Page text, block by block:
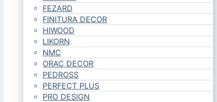
FEZARD
FINITURA DECOR
HIWOOD
LIKORN
NMC
ORAC DECOR
PEDROSS
PERFECT PLUS
PRO DESIGN